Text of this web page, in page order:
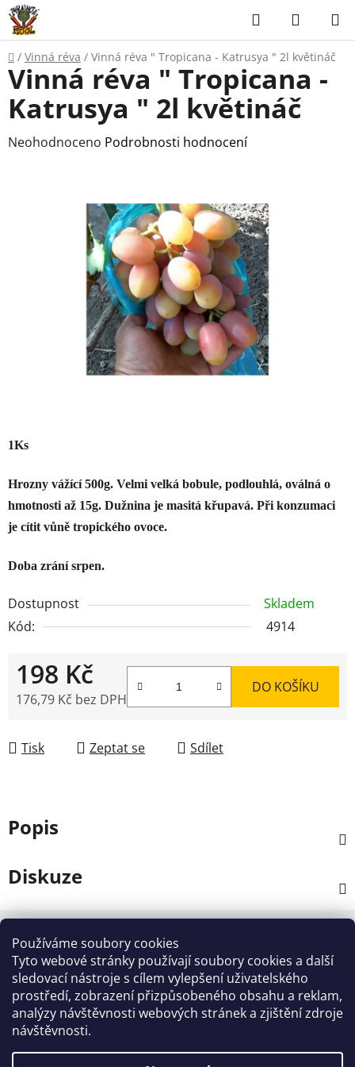
Používáme soubory cookies
Tyto webové stránky používají soubory cookies a další
sledovací nástroje s cílem vylepšení uživatelského
prostředí, zobrazení přizpůsobeného obsahu a reklam,
analýzy návštěvnosti webových stránek a zjištění zdroje
návštěvnosti.
Přejít
na
obsah
Hledat
KOŠÍK
Domů
/ Vinná réva / Vinná réva " Tropicana - Katrusya " 2l květináč
1Ks
Hrozny vážící 500g. Velmi velká bobule, podlouhlá, oválná o
hmotnosti až 15g. Dužnina je masitá křupavá. Při konzumaci
je cítit vůně tropického ovoce.
Doba zrání srpen.
Dostupnost
Skladem
Kód:
4914
198 Kč
176,79 Kč bez DPH
DO KOŠÍKU
Tisk Zeptat se Sdílet
Vinná réva " Tropicana -
Katrusya " 2l květináč
Průměrné
Neohodnoceno Podrobnosti hodnocení
Popis
Diskuze
Z
Kontakt
info@zahradnictvi-rool.cz
+420728 841700